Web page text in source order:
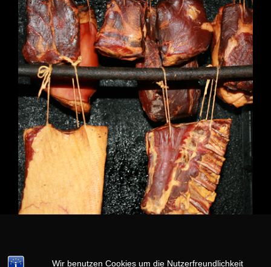
Wir benutzen Cookies um die Nutzerfreundlichkeit